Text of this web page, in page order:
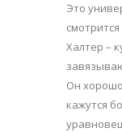
Это
Халтер –
Он
кажутся